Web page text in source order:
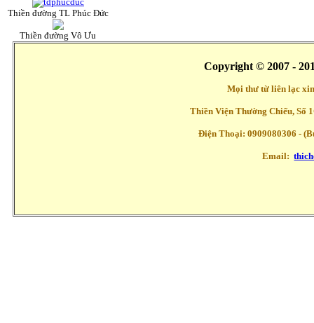
Thiền đường TL Phúc Đức
Thiền đường Vô Ưu
Copyright © 2007 -
Mọi thư từ liên lạc
Thiền Viện Thường Chiếu, Số
Điện Thoại: 0909080306 -
Email: